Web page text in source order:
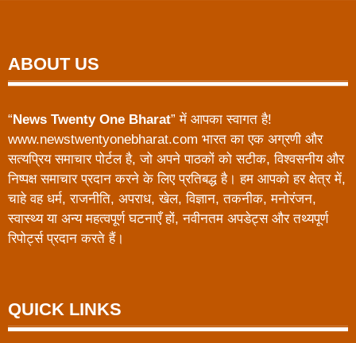
ABOUT US
“ News Twenty One Bharat” में आपका स्वागत है!
www.newstwentyonebharat.com भारत का एक अग्रणी और
सत्यप्रिय समाचार पोर्टल है, जो अपने पाठकों को सटीक, विश्वसनीय और
निष्पक्ष समाचार प्रदान करने के लिए प्रतिबद्ध है। हम आपको हर क्षेत्र में,
चाहे वह धर्म, राजनीति, अपराध, खेल, विज्ञान, तकनीक, मनोरंजन,
स्वास्थ्य या अन्य महत्वपूर्ण घटनाएँ हों, नवीनतम अपडेट्स और तथ्यपूर्ण
रिपोर्ट्स प्रदान करते हैं।
QUICK LINKS